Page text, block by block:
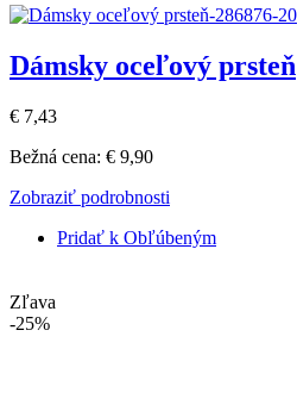
Dámsky oceľový prsteň
€ 7,43
Bežná cena: € 9,90
Zobraziť podrobnosti
Pridať k Obľúbeným
Zľava
-25%